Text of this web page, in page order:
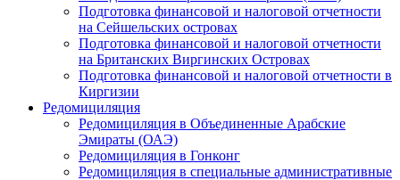
Подготовка финансовой и налоговой отчетности
на Сейшельских островах
Подготовка финансовой и налоговой отчетности
на Британских Виргинских Островах
Подготовка финансовой и налоговой отчетности в
Киргизии
Редомициляция
Редомициляция в Объединенные Арабские
Эмираты (ОАЭ)
Редомициляция в Гонконг
Редомициляция в специальные административные